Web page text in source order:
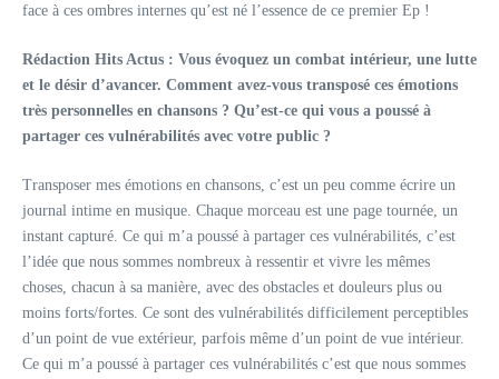
face à ces ombres internes qu’est né l’essence de ce premier Ep !
Rédaction Hits Actus : Vous évoquez un combat intérieur, une lutte
et le désir d’avancer. Comment avez-vous transposé ces émotions
très personnelles en chansons ? Qu’est-ce qui vous a poussé à
partager ces vulnérabilités avec votre public ?
Transposer mes émotions en chansons, c’est un peu comme écrire un
journal intime en musique. Chaque morceau est une page tournée, un
instant capturé. Ce qui m’a poussé à partager ces vulnérabilités, c’est
l’idée que nous sommes nombreux à ressentir et vivre les mêmes
choses, chacun à sa manière, avec des obstacles et douleurs plus ou
moins forts/fortes. Ce sont des vulnérabilités difficilement perceptibles
d’un point de vue extérieur, parfois même d’un point de vue intérieur.
Ce qui m’a poussé à partager ces vulnérabilités c’est que nous sommes